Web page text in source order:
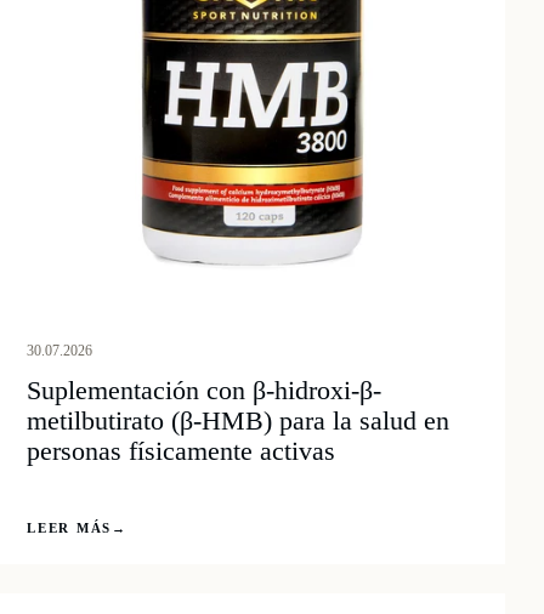
30.07.2026
Suplementación con β-hidroxi-β-
metilbutirato (β-HMB) para la salud en
personas físicamente activas
LEER MÁS →